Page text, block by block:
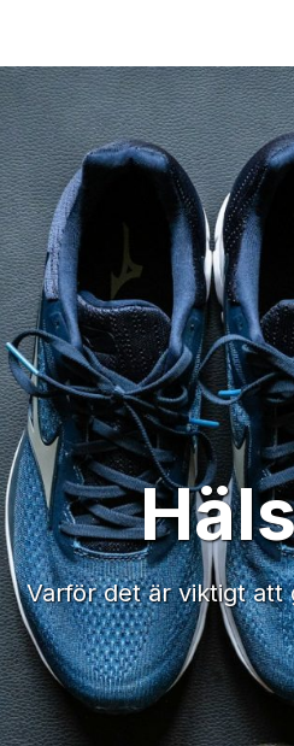
Varför det är viktigt att